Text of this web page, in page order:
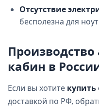
Отсутствие
бесполезна для
Производство
кабин в
Если вы хотите
доставкой по РФ,